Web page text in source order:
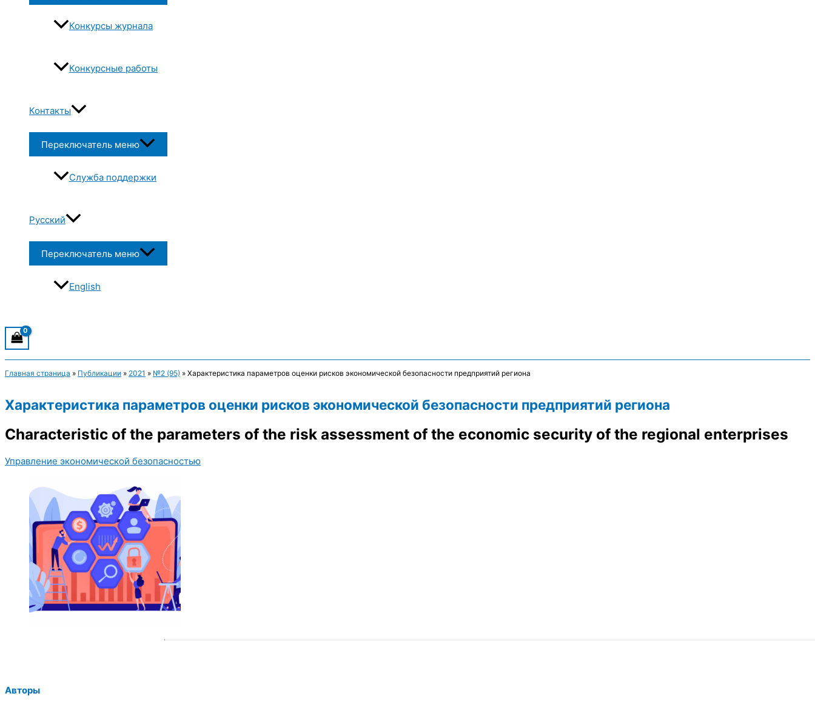
Конкурсы журнала
Конкурсные работы
Контакты
Переключатель меню
Служба поддержки
Русский
Переключатель меню
English
Главная страница » Публикации » 2021 » №2 (95) » Характеристика параметров оценки рисков экономической безопасности предприятий региона
Характеристика параметров оценки рисков экономической безопасности предприятий региона
Characteristic of the parameters of the risk assessment of the economic security of the regional enterprises
Управление экономической безопасностью
Авторы